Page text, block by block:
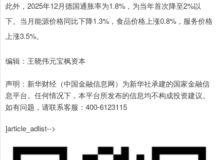
此外，2025年12月德国通胀率为1.8%，为当年首次降至2%以
下。当月能源价格同比下降1.3%，食品价格上涨0.8%，服务价格
上涨3.5%。
编辑：王晓伟元宝枫资本
声明：新华财经（中国金融信息网）为新华社承建的国家金融信
息平台。任何情况下，本平台所发布的信息均不构成投资建议。
如有问题，请联系客服：400-6123115
]article_adlist-->